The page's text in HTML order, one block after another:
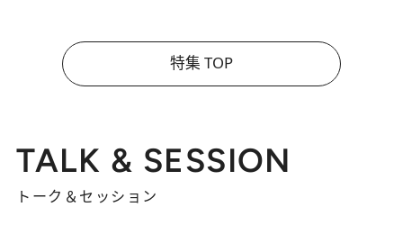
特集 TOP
TALK & SESSION
トーク＆セッション